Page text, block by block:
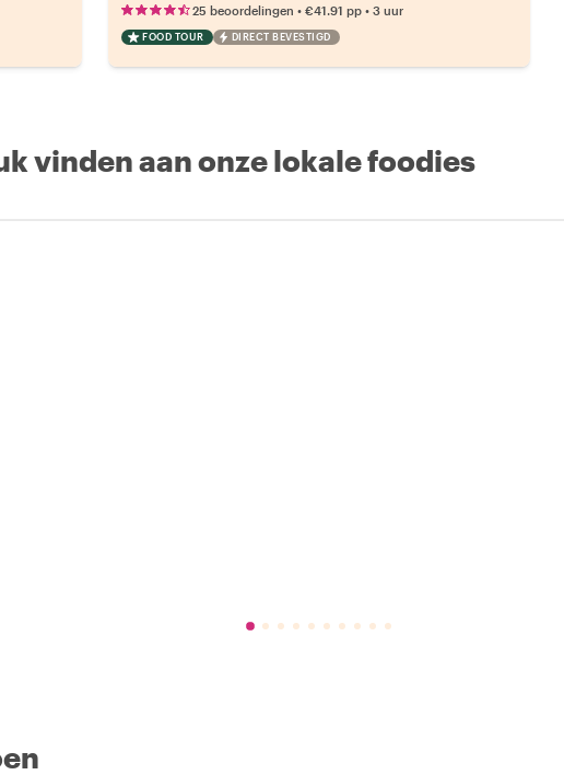
25 beoordelingen •€41.91 pp •3 uur
FOOD TOUR DIRECT BEVESTIGD
vinden aan onze lokale foodies